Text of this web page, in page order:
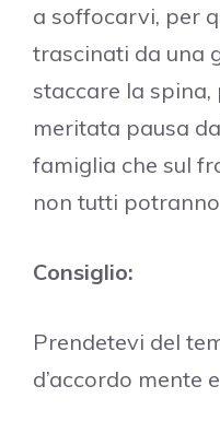
a soffocarvi, per
trascinati da una
staccare la
meritata pausa
famiglia che sul
non tutti
Consiglio:
Prendetevi del
d’accordo mente